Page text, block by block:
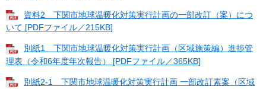
資料2 下関市地球温暖化対策実行計画の一部改訂（案）につ
いて [PDFファイル／215KB]
別紙1 下関市地球温暖化対策実行計画（区域施策編）進捗管
理表（令和6年度年次報告） [PDFファイル／365KB]
別紙2-1 下関市地球温暖化対策実行計画 一部改訂素案（区域